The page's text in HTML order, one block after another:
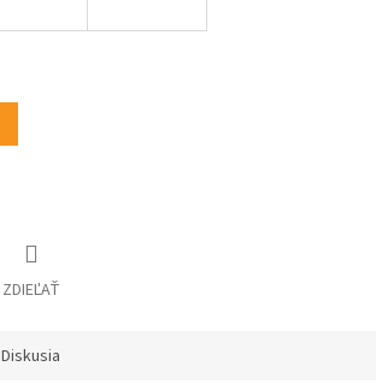
ZDIEĽAŤ
Diskusia